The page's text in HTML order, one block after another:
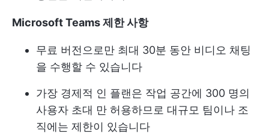
Microsoft Teams 제한 사항
무료 버전으로만 최대 30분 동안 비디오 채팅
을 수행할 수 있습니다
가장 경제적 인 플랜은 작업 공간에 300 명의
사용자 초대 만 허용하므로 대규모 팀이나 조
직에는 제한이 있습니다